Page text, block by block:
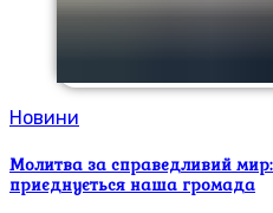
Новини
Молитва за справедливий мир:
приєднується наша громада